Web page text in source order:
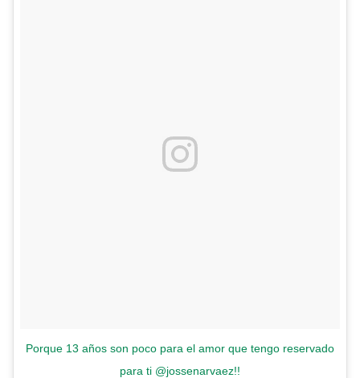
Porque 13 años son poco para el amor que tengo reservado
para ti @jossenarvaez!!